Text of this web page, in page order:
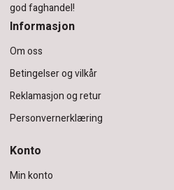
god faghandel!
Informasjon
Om oss
Betingelser og vilkår
Reklamasjon og retur
Personvernerklæring
Konto
Min konto